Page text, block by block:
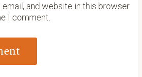
email, and website in this browser
I comment.